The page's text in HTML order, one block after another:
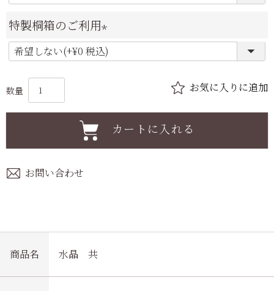
須
)
特製桐箱のご利用
(
)
カートに入れる
お問い合わせ
商品名 水晶 共